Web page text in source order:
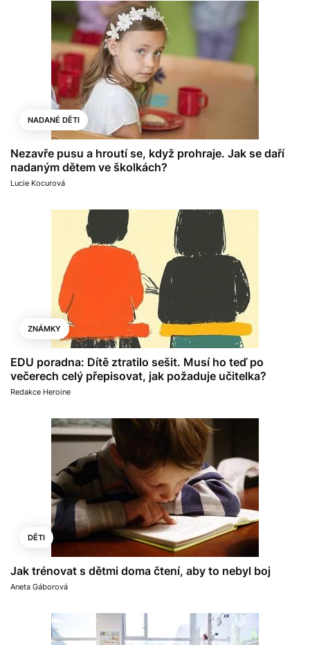
NADANÉ DĚTI
Nezavře pusu a hroutí se, když prohraje. Jak se daří
nadaným dětem ve školkách?
Lucie Kocurová
ZNÁMKY
EDU poradna: Dítě ztratilo sešit. Musí ho teď po
večerech celý přepisovat, jak požaduje učitelka?
Redakce Heroine
DĚTI
Jak trénovat s dětmi doma čtení, aby to nebyl boj
Aneta Gáborová